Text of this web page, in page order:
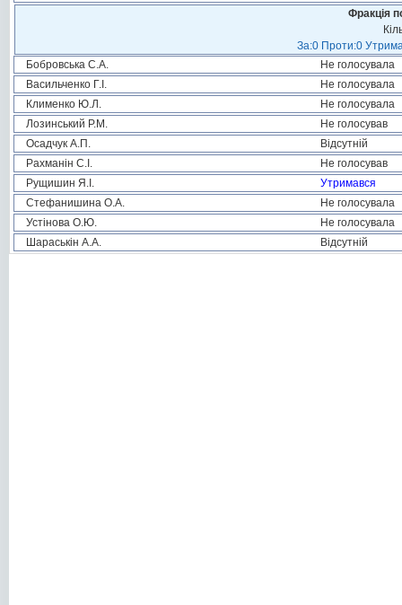
Фракція
За:0 Проти:0
Бобровська С.А.
Не голосувала
Васильченко Г.І.
Не голосувала
Клименко Ю.Л.
Не голосувала
Лозинський Р.М.
Не голосував
Осадчук А.П.
Відсутній
Рахманін С.І.
Не голосував
Рущишин Я.І.
Утримався
Стефанишина О.А.
Не голосувала
Устінова О.Ю.
Не голосувала
Шараськін А.А.
Відсутній